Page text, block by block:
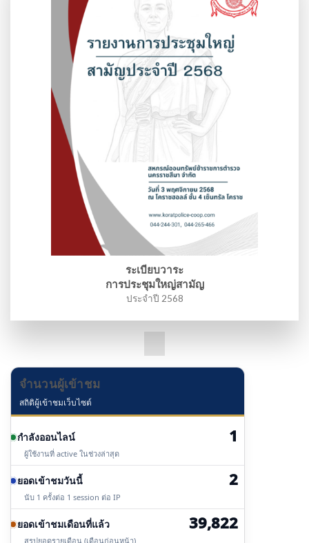
ระเบียบวาระ
การประชุมใหญ่สามัญ
ประจำปี 2568
จำนวนผู้เข้าชม
สถิติผู้เข้าชมเว็บไซต์
กำลังออนไลน์ 1
ผู้ใช้งานที่ active ในช่วงล่าสุด
ยอดเข้าชมวันนี้ 2
นับ 1 ครั้งต่อ 1 session ต่อ IP
ยอดเข้าชมเดือนที่แล้ว 39,822
สรุปยอดรายเดือน (เดือนก่อนหน้า)